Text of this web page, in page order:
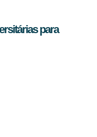
para